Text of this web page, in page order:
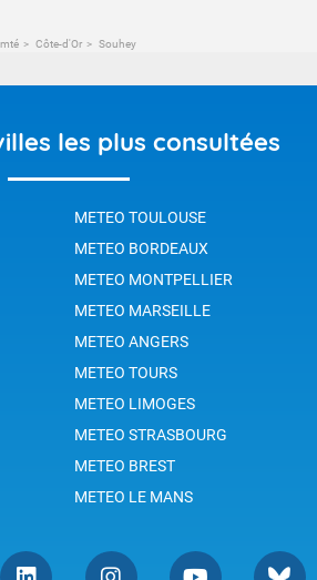
Côte-d'Or Souhey
les plus consultées
METEO TOULOUSE
METEO BORDEAUX
METEO MONTPELLIER
METEO MARSEILLE
METEO ANGERS
METEO TOURS
METEO LIMOGES
METEO STRASBOURG
METEO BREST
METEO LE MANS